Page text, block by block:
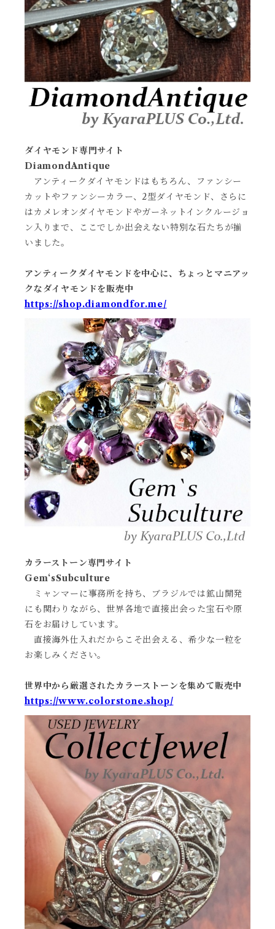
ダイヤモンド専門サイト
DiamondAntique
アンティークダイヤモンドはもちろん、ファンシー
カットやファンシーカラー、2型ダイヤモンド、さらに
はカメレオンダイヤモンドやガーネットインクルージョ
ン入りまで、ここでしか出会えない特別な石たちが揃
いました。
アンティークダイヤモンドを中心に、ちょっとマニアッ
クなダイヤモンドを販売中
https://shop.diamondfor.me/
カラーストーン専門サイト
Gem‘sSubculture
ミャンマーに事務所を持ち、ブラジルでは鉱山開発
にも関わりながら、世界各地で直接出会った宝石や原
石をお届けしています。
直接海外仕入れだからこそ出会える、希少な一粒を
お楽しみください。
世界中から厳選されたカラーストーンを集めて販売中
https://www.colorstone.shop/